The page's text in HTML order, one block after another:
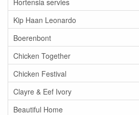
Kip Haan Leonardo
Boerenbont
Chicken Together
Chicken Festival
Clayre & Eef Ivory
Beautiful Home